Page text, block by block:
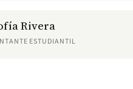
Rivera
ESTUDIANTIL